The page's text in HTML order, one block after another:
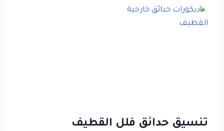
تنسيق حدائق فلل القطيف